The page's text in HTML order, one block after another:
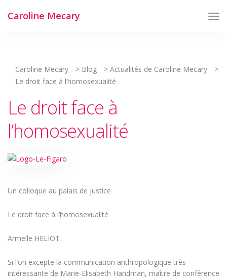
Caroline Mecary
Caroline Mecary > Blog > Actualités de Caroline Mecary
>
Le droit face à l’homosexualité
Le droit face à
l’homosexualité
Un colloque au palais de justice
Le droit face à l’homosexualité
Armelle HELIOT
Si l’on excepte la communication anthropologique très
intéressante de Marie-Elisabeth Handman, maître de conférence